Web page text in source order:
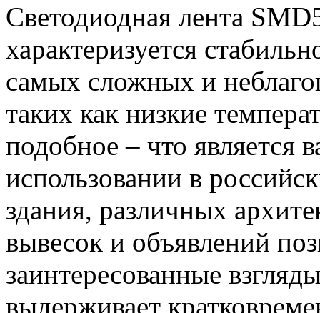
Светодиодная лента
характеризуется
самых сложных и
таких как низкие
подобное – что
использовании в
здания, различных
вывесок и объявлений
заинтересованные
выдерживает